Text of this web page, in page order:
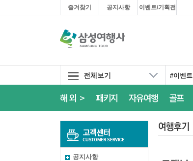
즐겨찾기 공지사항 이벤트/기획전
전체보기 #이벤트
해외 > 패키지 자유여행 골프
공지사항